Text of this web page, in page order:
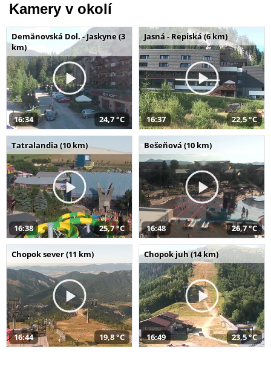
Kamery v okolí
Demänovská Dol. - Jaskyne (3
km)
16:34 24,7 °C
Jasná - Repiská (6 km)
16:37 22,5 °C
Tatralandia (10 km)
16:38 25,7 °C
Bešeňová (10 km)
16:48 26,7 °C
Chopok sever (11 km)
16:44 19,8 °C
Chopok juh (14 km)
16:49 23,5 °C